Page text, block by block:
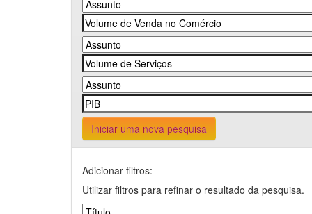
Iniciar uma nova pesquisa
Adicionar filtros:
Utilizar filtros para refinar o resultado da pesquisa.